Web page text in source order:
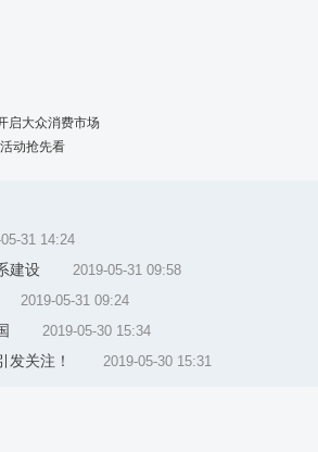
启大众消费市场
动抢先看
31 14:24
建设 2019-05-31 09:58
2019-05-31 09:24
2019-05-30 15:34
发关注！ 2019-05-30 15:31